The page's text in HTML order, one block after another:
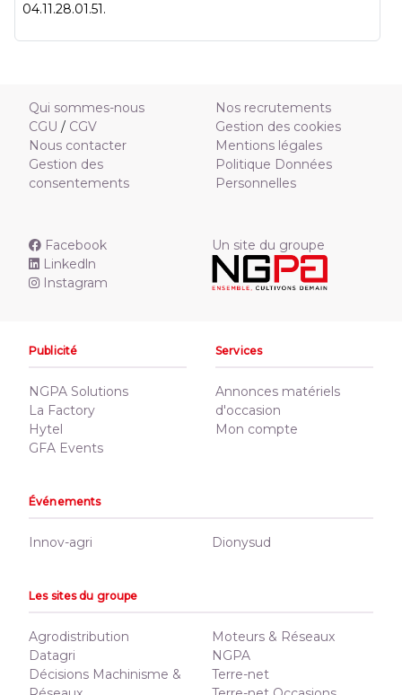
04.11.28.01.51.
Qui sommes-nous
CGU / CGV
Nous contacter
Gestion des
consentements
Nos recrutements
Gestion des cookies
Mentions légales
Politique Données
Personnelles
Facebook
Linkedln
Instagram
Un site du groupe
Publicité
NGPA Solutions
La Factory
Hytel
GFA Events
Services
Annonces matériels
d'occasion
Mon compte
Événements
Innov-agri Dionysud
Les sites du groupe
Agrodistribution
Datagri
Décisions Machinisme &
Moteurs & Réseaux
NGPA
Terre-net